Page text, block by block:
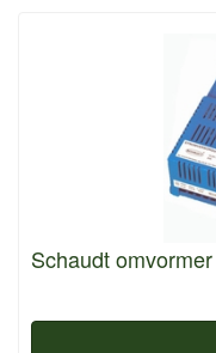
Schaudt